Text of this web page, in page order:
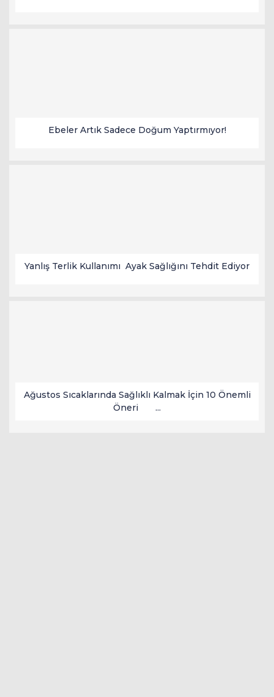
Ebeler Artık Sadece Doğum Yaptırmıyor!
Yanlış Terlik Kullanımı Ayak Sağlığını Tehdit Ediyor
Ağustos Sıcaklarında Sağlıklı Kalmak İçin 10 Önemli
Öneri ...